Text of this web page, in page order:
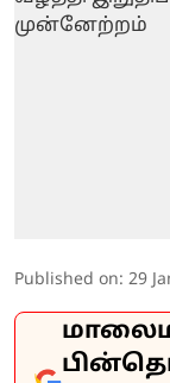
Published on: 29